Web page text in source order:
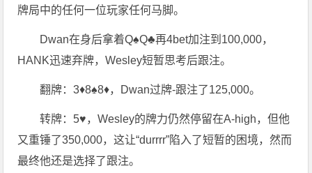
牌局中的任何一位玩家任何马脚。
Dwan在身后拿着Q♠Q♣再4bet加注到100,000，
HANK迅速弃牌，Wesley短暂思考后跟注。
翻牌：3♦8♠8♦，Dwan过牌-跟注了125,000。
转牌：5♥，Wesley的牌力仍然停留在A-high，但他
又重锤了350,000，这让“durrrr”陷入了短暂的困境，然而
最终他还是选择了跟注。